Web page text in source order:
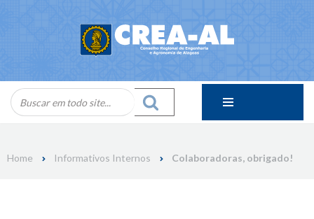
Home Informativos Internos Colaboradoras, obrigado!